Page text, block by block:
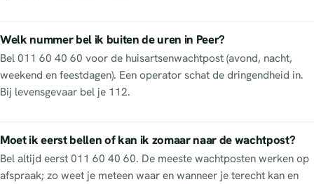
Welk nummer bel ik buiten de uren in Peer?
Bel 011 60 40 60 voor de huisartsenwachtpost (avond, nacht,
weekend en feestdagen). Een operator schat de dringendheid in.
Bij levensgevaar bel je 112.
Moet ik eerst bellen of kan ik zomaar naar de wachtpost?
Bel altijd eerst 011 60 40 60. De meeste wachtposten werken op
afspraak; zo weet je meteen waar en wanneer je terecht kan en